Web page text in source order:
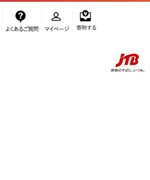
ふるさと納税サイト